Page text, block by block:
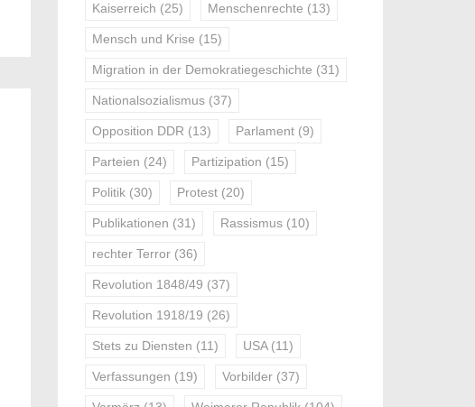
Kaiserreich (25) Menschenrechte (13)
Mensch und Krise (15)
Migration in der Demokratiegeschichte (31)
Nationalsozialismus (37)
Opposition DDR (13) Parlament (9)
Parteien (24) Partizipation (15)
Politik (30) Protest (20)
Publikationen (31) Rassismus (10)
rechter Terror (36)
Revolution 1848/49 (37)
Revolution 1918/19 (26)
Stets zu Diensten (11) USA(11)
Verfassungen (19) Vorbilder (37)